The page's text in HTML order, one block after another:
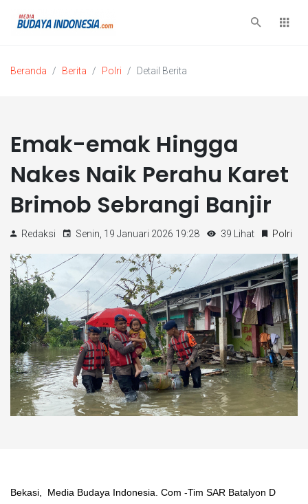
Beranda Berita Polri Detail Berita
Emak-emak Hingga
Nakes Naik Perahu Karet
Brimob Sebrangi Banjir
Redaksi Senin, 19 Januari 2026 19:28 39 Lihat Polri
Bekasi, Media Budaya Indonesia. Com -Tim SAR Batalyon D